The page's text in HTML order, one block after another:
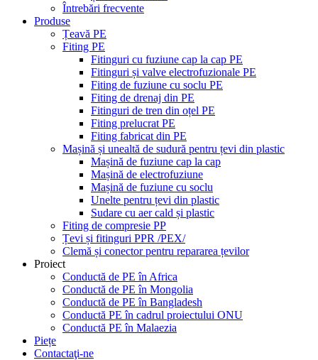
Întrebări frecvente
Produse
Țeavă PE
Fiting PE
Fitinguri cu fuziune cap la cap PE
Fitinguri și valve electrofuzionale PE
Fiting de fuziune cu soclu PE
Fiting de drenaj din PE
Fitinguri de tren din oțel PE
Fiting prelucrat PE
Fiting fabricat din PE
Mașină și unealtă de sudură pentru țevi din plastic
Mașină de fuziune cap la cap
Mașină de electrofuziune
Mașină de fuziune cu soclu
Unelte pentru țevi din plastic
Sudare cu aer cald și plastic
Fiting de compresie PP
Țevi și fitinguri PPR /PEX/
Clemă și conector pentru repararea țevilor
Proiect
Conductă de PE în Africa
Conductă de PE în Mongolia
Conductă de PE în Bangladesh
Conductă PE în cadrul proiectului ONU
Conductă PE în Malaezia
Piețe
Contactaţi-ne